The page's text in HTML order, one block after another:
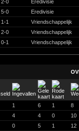
2-0
Eredivisie
5-0
Eredivisie
1-1
Vriendschappelijk
2-0
Vriendschappelijk
0-1 Vriendschappelijk
1 6 1
8
4 4 0
10
0 5 1
12